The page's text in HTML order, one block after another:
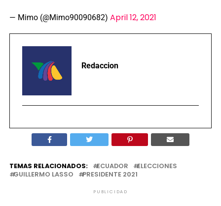
— Mimo (@Mimo90090682) April 12, 2021
Redaccion
TEMAS RELACIONADOS: ECUADOR
ELECCIONES
GUILLERMO LASSO
PRESIDENTE 2021
PUBLICIDAD